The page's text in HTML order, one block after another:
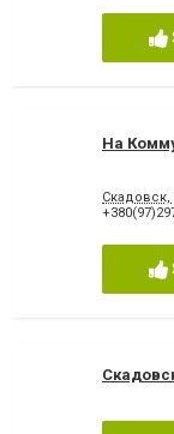
На
Скадовск,